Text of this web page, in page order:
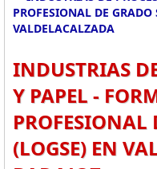
PROFESIONAL DE
VALDELACALZADA
INDUSTRIAS
Y PAPEL -
PROFESIONAL
(LOGSE) EN